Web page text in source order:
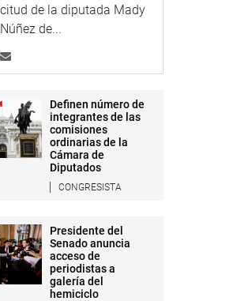
de la diputada Mady
de...
Definen número de
integrantes de las
comisiones
ordinarias de la
Cámara de
Diputados
CONGRESISTA
Presidente del
Senado anuncia
acceso de
periodistas a
galería del
hemiciclo